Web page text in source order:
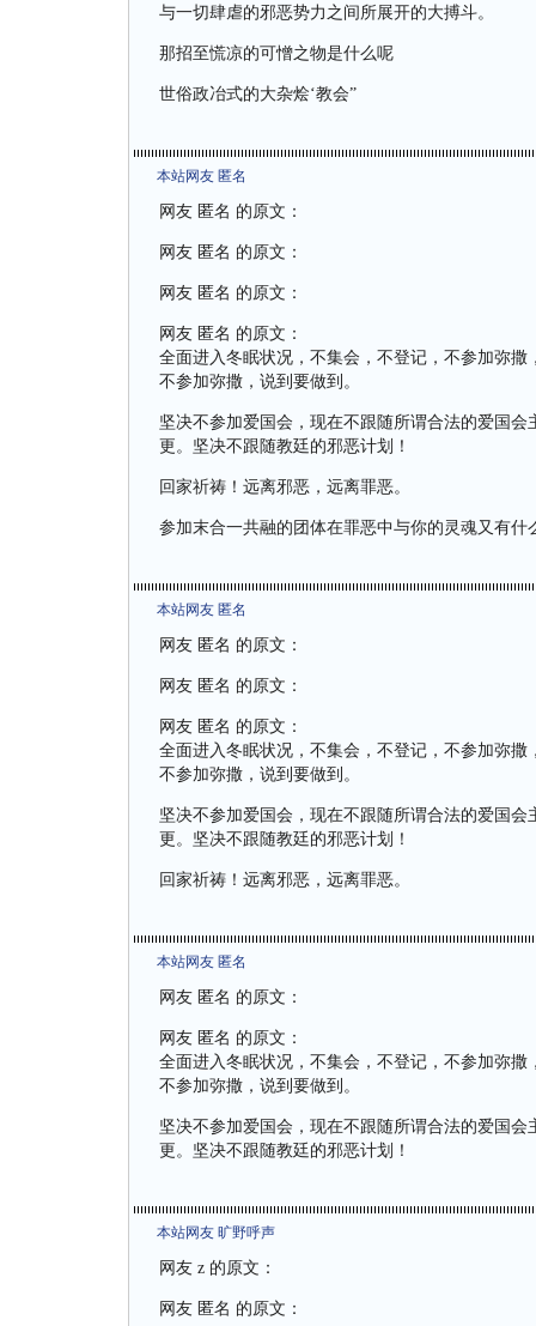
与一切肆虐的邪恶势力之间所展开的大搏斗。
那招至慌凉的可憎之物是什么呢
世俗政冶式的大杂烩‘教会”
本站网友 匿名
网友 匿名 的原文：
网友 匿名 的原文：
网友 匿名 的原文：
网友 匿名 的原文：
全面进入冬眠状况，不集会，不登记，不参加弥
不参加弥撒，说到要做到。
坚决不参加爱国会，现在不跟随所谓合法的爱国
更。坚决不跟随教廷的邪恶计划！
回家祈祷！远离邪恶，远离罪恶。
参加末合一共融的团体在罪恶中与你的灵魂又有什
本站网友 匿名
网友 匿名 的原文：
网友 匿名 的原文：
网友 匿名 的原文：
全面进入冬眠状况，不集会，不登记，不参加弥
不参加弥撒，说到要做到。
坚决不参加爱国会，现在不跟随所谓合法的爱国
更。坚决不跟随教廷的邪恶计划！
回家祈祷！远离邪恶，远离罪恶。
本站网友 匿名
网友 匿名 的原文：
网友 匿名 的原文：
全面进入冬眠状况，不集会，不登记，不参加弥
不参加弥撒，说到要做到。
坚决不参加爱国会，现在不跟随所谓合法的爱国
更。坚决不跟随教廷的邪恶计划！
本站网友 旷野呼声
网友 z 的原文：
网友 匿名 的原文：